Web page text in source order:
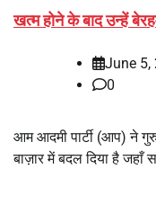
खत्म होने के बाद उन्हें
June 5,
0
आम आदमी पार्टी (आप) ने
बाज़ार में बदल दिया है जहाँ